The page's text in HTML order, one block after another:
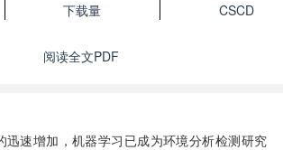
下载量
CSCD
阅读全文PDF
迅速增加，机器学习已成为环境分析检测研究